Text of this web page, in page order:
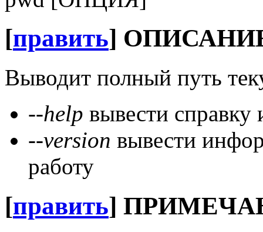
[править]
Выводит полный путь
--help вывести справку
--version вывести
работу
[править]